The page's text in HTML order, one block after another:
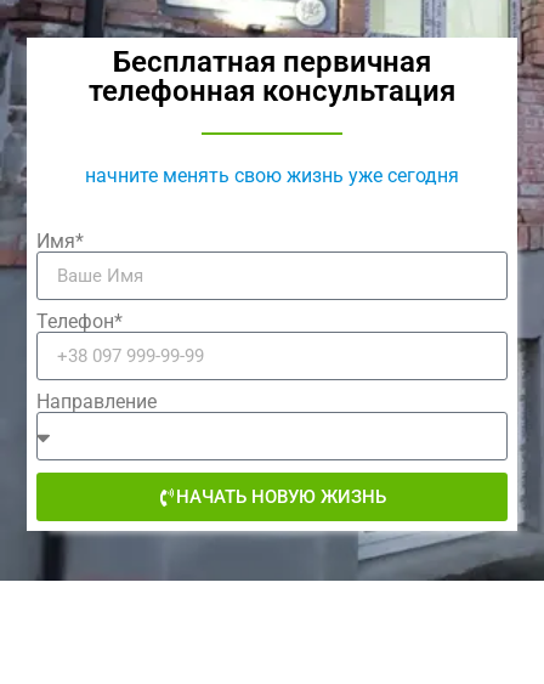
Бесплатная первичная
телефонная консультация
начните менять свою жизнь уже сегодня
Имя*
Телефон*
Направление
НАЧАТЬ НОВУЮ ЖИЗНЬ